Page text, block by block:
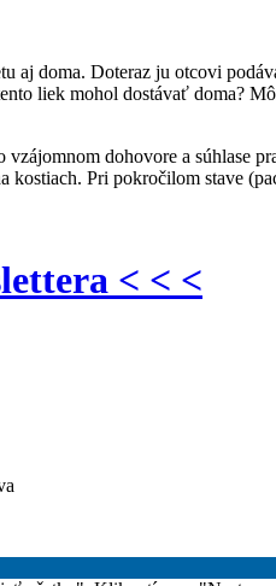
aj doma. Doteraz ju otcovi
liek mohol dostávať doma?
dohovore a
kostiach. Pri pokročilom stave
< < <